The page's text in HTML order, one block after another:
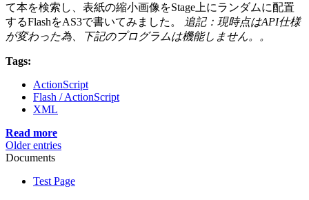
て本を検索し、表紙の縮小画像をStage上にランダムに配置
するFlashをAS3で書いてみました。
追記：現時点はAPI仕様
が変わった為、下記のプログラムは機能しません。。
Tags:
ActionScript
Flash / ActionScript
XML
Read more
Older entries
Documents
Test Page